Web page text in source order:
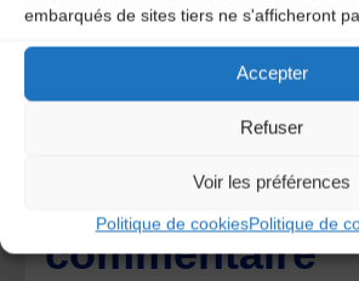
embarqués de sites tiers ne s'afficheront
Accepter
Refuser
Voir les préférences
Politique de cookiesPolitique de
Ond
Laisser un
commentaire